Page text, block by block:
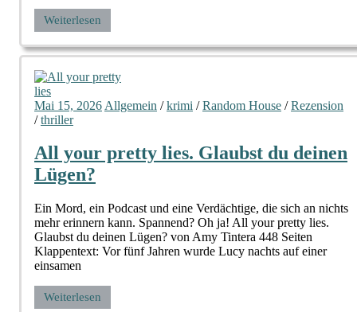
Weiterlesen
Mai 15, 2026 Allgemein /krimi /Random House /Rezension
/thriller
All your pretty lies. Glaubst du deinen
Lügen?
Ein Mord, ein Podcast und eine Verdächtige, die sich an nichts
mehr erinnern kann. Spannend? Oh ja! All your pretty lies.
Glaubst du deinen Lügen? von Amy Tintera 448 Seiten
Klappentext: Vor fünf Jahren wurde Lucy nachts auf einer
einsamen
Weiterlesen